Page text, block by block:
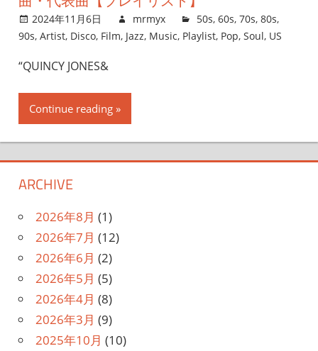
2024年11月6日 mrmyx 50s,60s,70s,80s,
90s, Artist, Disco, Film, Jazz, Music, Playlist, Pop, Soul, US
“QUINCY JONES&
Continue reading
ARCHIVE
2026年8月 (1)
2026年7月 (12)
2026年6月 (2)
2026年5月 (5)
2026年4月 (8)
2026年3月 (9)
2025年10月 (10)